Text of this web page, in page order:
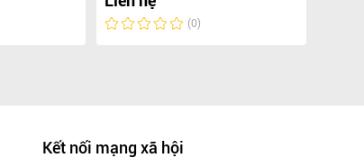
(0)
Kết nối mạng xã hội